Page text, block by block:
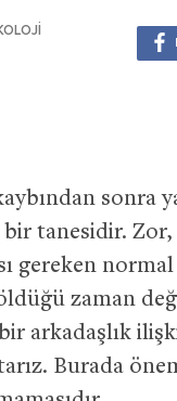
sonra
tanesidir.
gereken
zaman
arkadaşlık
Burada